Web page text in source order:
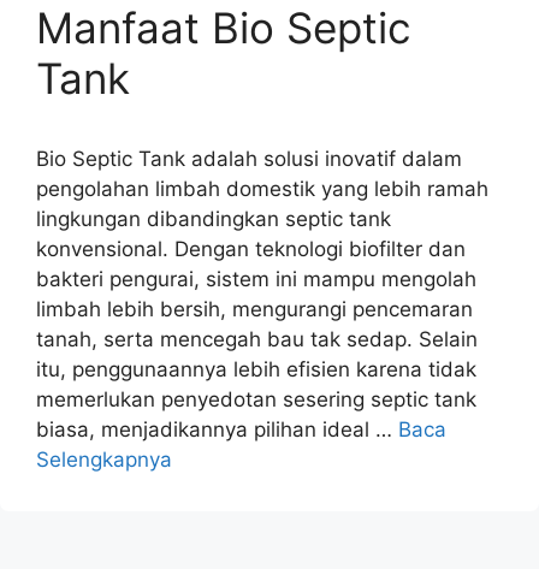
Manfaat Bio Septic
Tank
Bio Septic Tank adalah solusi inovatif dalam
pengolahan limbah domestik yang lebih ramah
lingkungan dibandingkan septic tank
konvensional. Dengan teknologi biofilter dan
bakteri pengurai, sistem ini mampu mengolah
limbah lebih bersih, mengurangi pencemaran
tanah, serta mencegah bau tak sedap. Selain
itu, penggunaannya lebih efisien karena tidak
memerlukan penyedotan sesering septic tank
biasa, menjadikannya pilihan ideal … Baca
Selengkapnya